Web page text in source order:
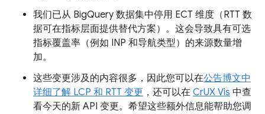
我们已从 BigQuery 数据集中停用 ECT 维度（RTT 数
据可在指标层面提供替代方案）。这会导致具有可选
指标覆盖率（例如 INP 和导航类型）的来源数量增
加。
这些变更涉及的内容很多，因此您可以在公告博文中
详细了解 LCP 和 RTT 变更 ，还可以在 CrUX Vis 中查
看今天的新 API 变更。希望这些额外信息能帮助您调